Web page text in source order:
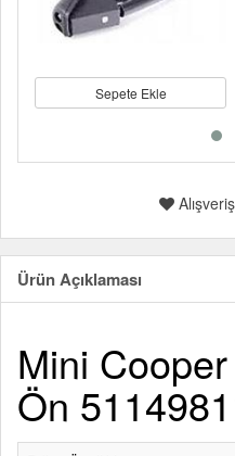
Sepete Ekle
Ürün Açıklaması
Mini
Ön